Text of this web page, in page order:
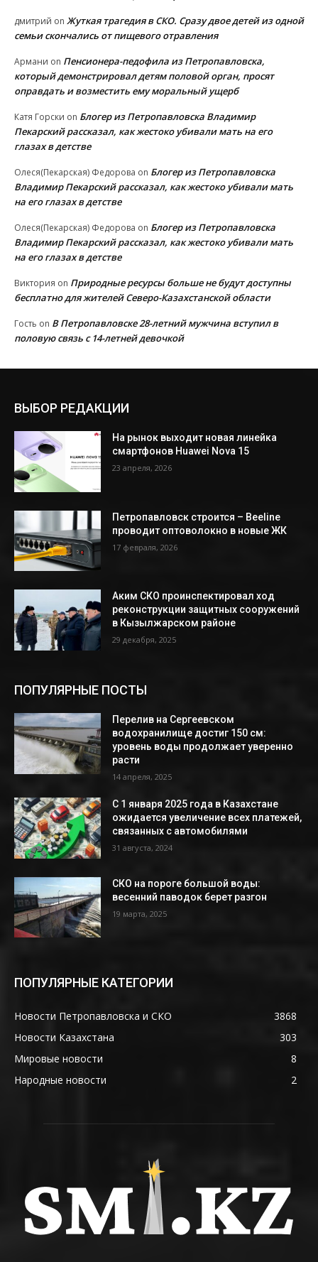
дмитрий on Жуткая трагедия в СКО. Сразу двое детей из одной
семьи скончались от пищевого отравления
Армани on Пенсионера-педофила из Петропавловска,
который демонстрировал детям половой орган, просят
оправдать и возместить ему моральный ущерб
Катя Горски on Блогер из Петропавловска Владимир
Пекарский рассказал, как жестоко убивали мать на его
глазах в детстве
Олеся(Пекарская) Федорова on Блогер из Петропавловска
Владимир Пекарский рассказал, как жестоко убивали мать
на его глазах в детстве
Олеся(Пекарская) Федорова on Блогер из Петропавловска
Владимир Пекарский рассказал, как жестоко убивали мать
на его глазах в детстве
Виктория on Природные ресурсы больше не будут доступны
бесплатно для жителей Северо-Казахстанской области
Гость on В Петропавловске 28-летний мужчина вступил в
половую связь с 14-летней девочкой
ВЫБОР РЕДАКЦИИ
На рынок выходит новая линейка
смартфонов Huawei Nova 15
23 апреля, 2026
Петропавловск строится – Beeline
проводит оптоволокно в новые ЖК
17 февраля, 2026
Аким СКО проинспектировал ход
реконструкции защитных сооружений
в Кызылжарском районе
29 декабря, 2025
ПОПУЛЯРНЫЕ ПОСТЫ
Перелив на Сергеевском
водохранилище достиг 150 см:
уровень воды продолжает уверенно
расти
14 апреля, 2025
С 1 января 2025 года в Казахстане
ожидается увеличение всех платежей,
связанных с автомобилями
31 августа, 2024
СКО на пороге большой воды:
весенний паводок берет разгон
19 марта, 2025
ПОПУЛЯРНЫЕ КАТЕГОРИИ
Новости Петропавловска и СКО
3868
Новости Казахстана
303
Мировые новости
8
Народные новости
2